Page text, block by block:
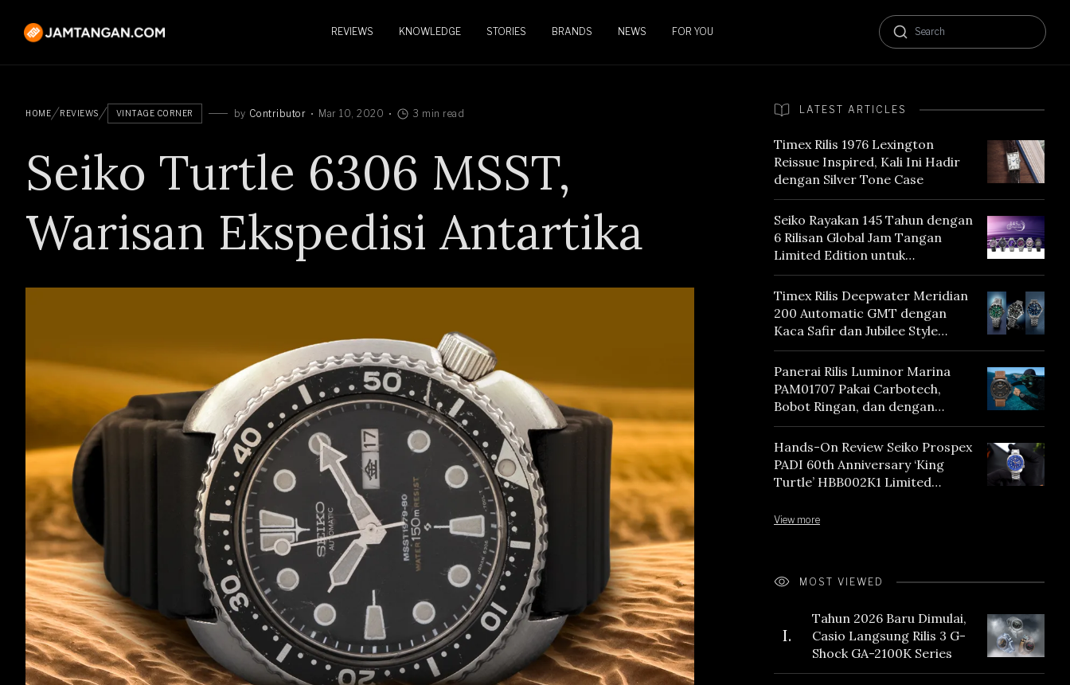
REVIEWS KNOWLEDGE STORIES BRANDS NEWS FOR YOU
HOME REVIEWS VINTAGE CORNER by Contributor Mar 10, 2020 3 min read
Seiko Turtle 6306 MSST,
Warisan Ekspedisi Antartika
LATEST ARTICLES
Timex Rilis 1976 Lexington
Reissue Inspired, Kali Ini Hadir
dengan Silver Tone Case
Seiko Rayakan 145 Tahun dengan
6 Rilisan Global Jam Tangan
Limited Edition untuk
Menghormati Edo Purple,
Warna yang Mencerminkan
Warisan Tokyo
Timex Rilis Deepwater Meridian
200 Automatic GMT dengan
Kaca Safir dan Jubilee Style
Bracelet
Panerai Rilis Luminor Marina
PAM01707 Pakai Carbotech,
Bobot Ringan, dan dengan
Vintage Vibes
Hands-On Review Seiko Prospex
PADI 60th Anniversary ‘King
Turtle’ HBB002K1 Limited
View more
MOST VIEWED
I.
Tahun 2026 Baru Dimulai,
Casio Langsung Rilis 3 G-
Shock GA-2100K Series